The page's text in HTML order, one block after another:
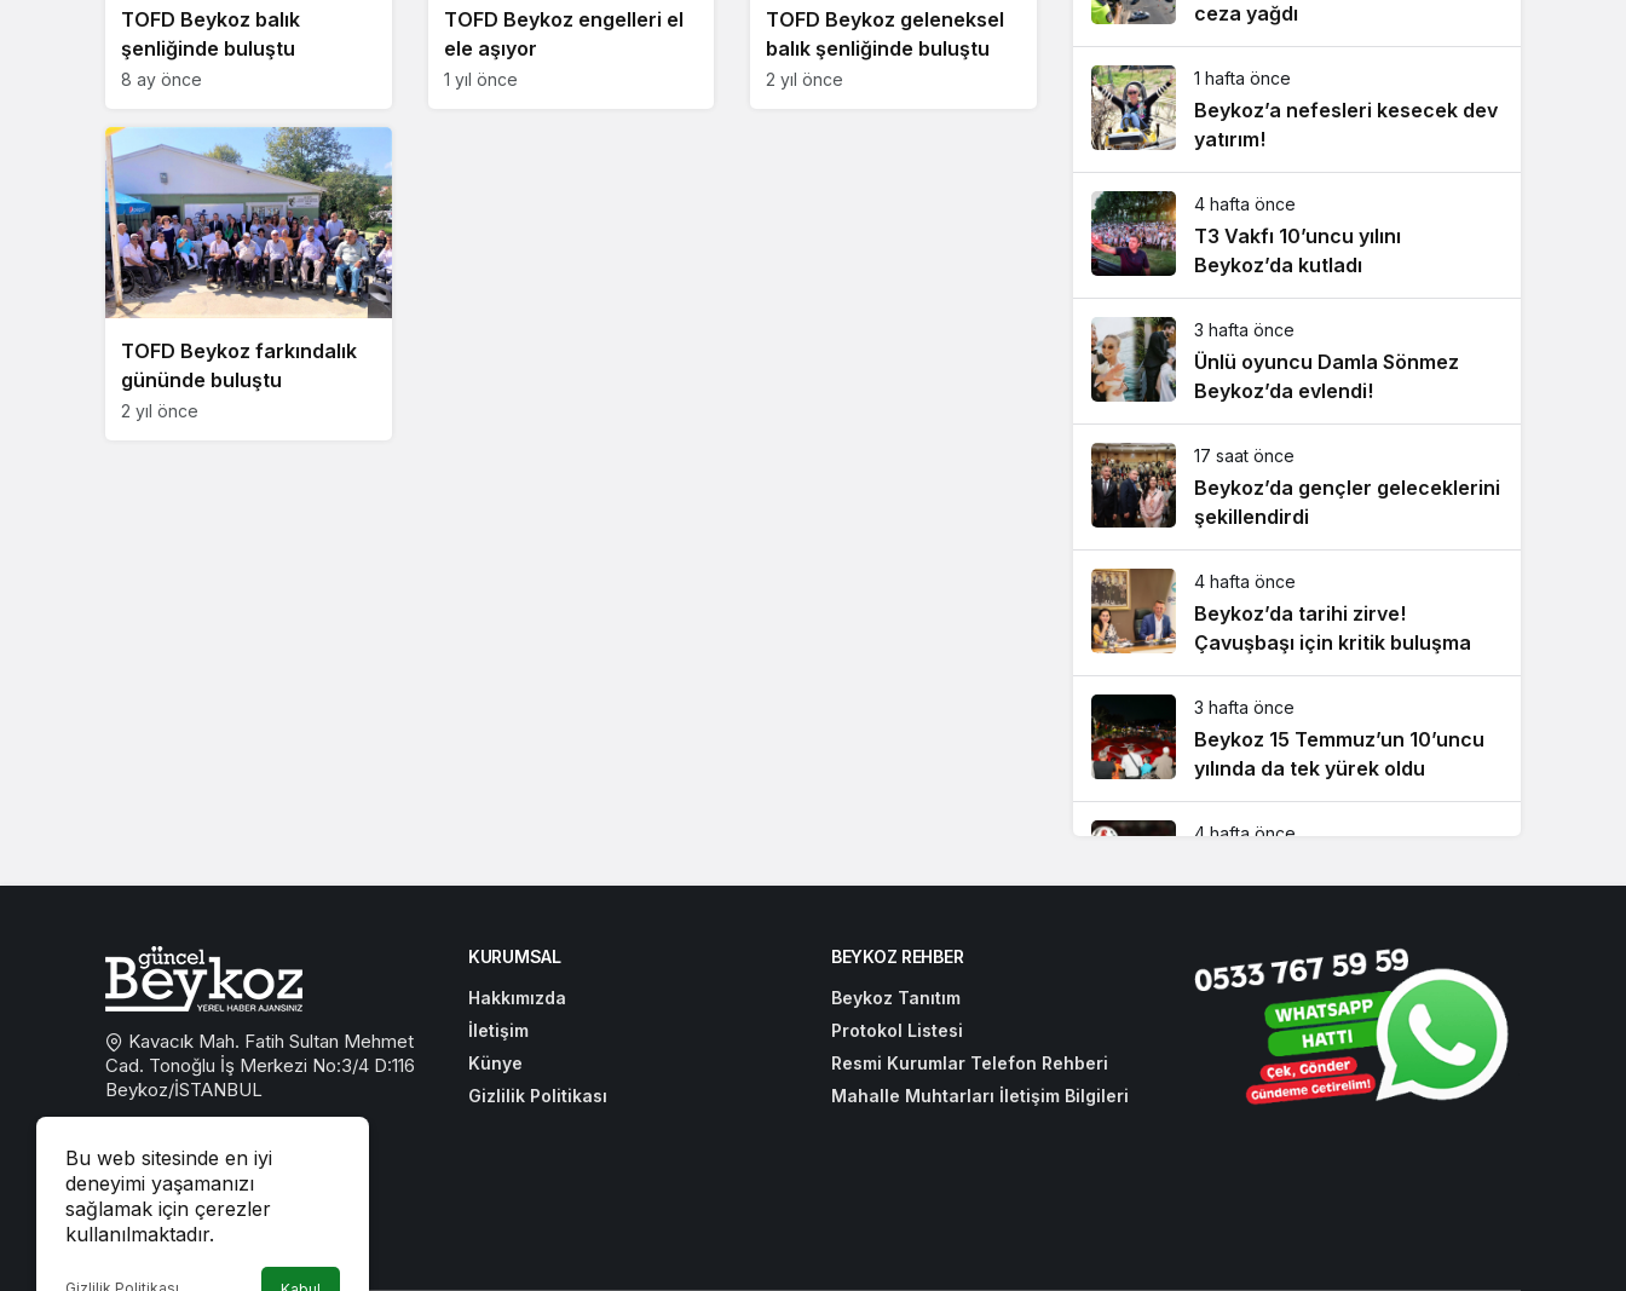
TOFD Beykoz balık
şenliğinde buluştu
8 ay önce
TOFD Beykoz engelleri el
ele aşıyor
1 yıl önce
TOFD Beykoz geleneksel
balık şenliğinde buluştu
2 yıl önce
TOFD Beykoz farkındalık
gününde buluştu
2 yıl önce
ceza yağdı
1 hafta önce
Beykoz’a nefesleri kesecek dev
yatırım!
4 hafta önce
T3 Vakfı 10’uncu yılını
Beykoz’da kutladı
3 hafta önce
Ünlü oyuncu Damla Sönmez
Beykoz’da evlendi!
17 saat önce
Beykoz’da gençler geleceklerini
şekillendirdi
4 hafta önce
Beykoz’da tarihi zirve!
Çavuşbaşı için kritik buluşma
3 hafta önce
Beykoz 15 Temmuz’un 10’uncu
yılında da tek yürek oldu
4 hafta önce
3 hafta önce
Beykoz Metrosuna yeni bir
durak eklendi!
Bu web sitesinde en iyi
deneyimi yaşamanızı
sağlamak için çerezler
kullanılmaktadır.
Kavacık Mah. Fatih Sultan Mehmet
Cad. Tonoğlu İş Merkezi No:3/4 D:116
Beykoz/İSTANBUL
beykozguncel@gmail.com
iletisim@beykozguncel.com
KURUMSAL
Hakkımızda
İletişim
Künye
Gizlilik Politikası
BEYKOZ REHBER
Beykoz Tanıtım
Protokol Listesi
Resmi Kurumlar Telefon Rehberi
Mahalle Muhtarları İletişim Bilgileri